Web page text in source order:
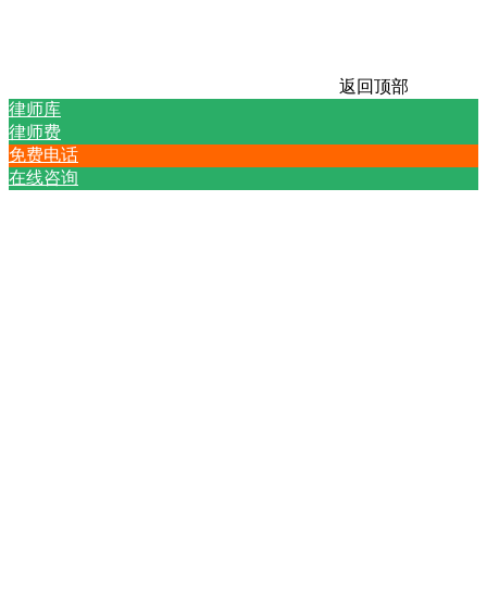
返回顶部
律师库
律师费
免费电话
在线咨询